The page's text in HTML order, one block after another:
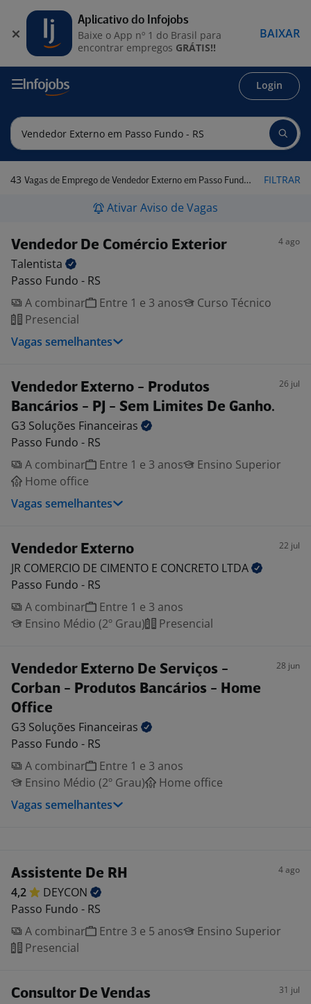
Login
43 Vagas de Emprego de Vendedor Externo em Passo Fundo - RS FILTRAR
Ativar Aviso de Vagas
Vendedor De Comércio Exterior 4 ago
Talentista
Passo Fundo - RS
A combinar
Entre 1 e 3 anos
Curso Técnico
Presencial
Vagas semelhantes
Vendedor Externo - Produtos
Bancários - PJ - Sem Limites De Ganho.
26 jul
G3 Soluções Financeiras
Passo Fundo - RS
A combinar
Entre 1 e 3 anos
Ensino Superior
Home office
Vagas semelhantes
Vendedor Externo 22 jul
JR COMERCIO DE CIMENTO E CONCRETO LTDA
Passo Fundo - RS
A combinar
Entre 1 e 3 anos
Ensino Médio (2º Grau)
Presencial
Vendedor Externo De Serviços -
Corban - Produtos Bancários - Home
Office
28 jun
G3 Soluções Financeiras
Passo Fundo - RS
A combinar
Entre 1 e 3 anos
Ensino Médio (2º Grau)
Home office
Vagas semelhantes
Assistente De RH 4 ago
4,2
DEYCON
Passo Fundo - RS
A combinar
Entre 3 e 5 anos
Ensino Superior
Presencial
Consultor De Vendas 31 jul
Aplicativo do Infojobs
Baixe o App nº 1 do Brasil para
encontrar empregos GRÁTIS!!
BAIXAR